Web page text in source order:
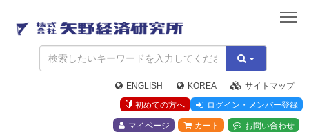
矢
野
経
済
研
究
所
ENGLISH KOREA
サイトマップ
初めての方へ
ログイン・メンバー登録
マイページ カート お問い合わせ